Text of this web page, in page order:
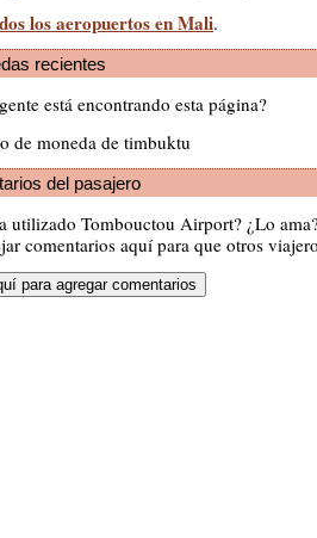
los aeropuertos en Mali.
recientes
está encontrando esta página?
de moneda de timbuktu
del pasajero
utilizado Tombouctou Airport? ¿Lo
comentarios aquí para que otros